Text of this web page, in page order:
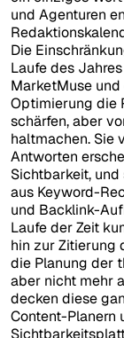
und Agenturen
Die
Laufe des
MarketMuse
Optimierung die
schärfen, aber
haltmachen. Sie
Antworten
Sichtbarkeit,
aus Keyword-
und Backlink-
Laufe der Zeit
hin zur Zitierung
die Planung der
aber nicht mehr
decken diese
Content-Planern